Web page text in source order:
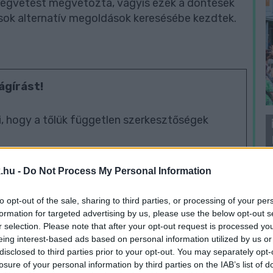
- Do Not Process My Personal Information
opt-out of the sale, sharing to third parties, or processing of your
for targeted advertising by us, please use the below opt-out
selection. Please note that after your opt-out request is processed
interest-based ads based on personal information utilized by us
to third parties prior to your opt-out. You may separately
of your personal information by third parties on the IAB’s list of
megvétózta, vagyis ezek a döntések
alternatív megoldások keresésébe kezdtek.
hogy a tőlük független szerkesztőségek
még a hatalmat ellenőrző hang, akkor
Nemzeti Újságírók Demokratikus
00000113-44920004.
Köszönjük!